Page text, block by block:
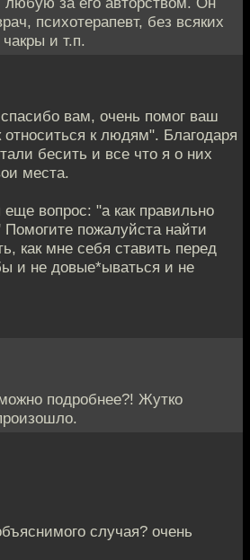
психотерапевт, без всяких
и т.п.
вам, очень помог ваш
относиться к людям". Благодаря
бесить и все что я о них
места.
вопрос: "а как правильно
Помогите пожалуйста найти
как мне себя ставить перед
и не довые*ываться и не
подробнее?! Жутко
случая? очень